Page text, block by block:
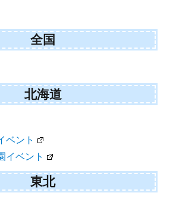
全国
北海道
ベント
イベント
東北